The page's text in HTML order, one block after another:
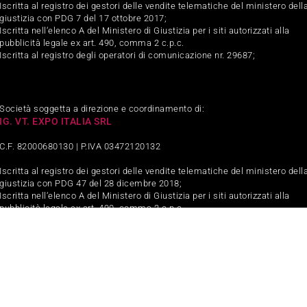
Iscritta al registro dei gestori delle vendite telematiche del ministero della
giustizia con PDG 7 del 17 ottobre 2017;
Iscritta nell‘elenco A del Ministero di Giustizia per i siti autorizzati alla
pubblicità legale ex art. 490, comma 2 c.p.c.
Iscritta al registro degli operatori di comunicazione nr. 29687;
Società soggetta a direzione e coordinamento di:
IG. VT. EXPO ITALIA SRL
C.F. 82000680130 | P.IVA 03472120132
Iscritta al registro dei gestori delle vendite telematiche del ministero della
giustizia con PDG 47 del 28 dicembre 2018;
Iscritta nell‘elenco A del Ministero di Giustizia per i siti autorizzati alla
pubblicità legale ex art. 490, comma 2 c.p.c.